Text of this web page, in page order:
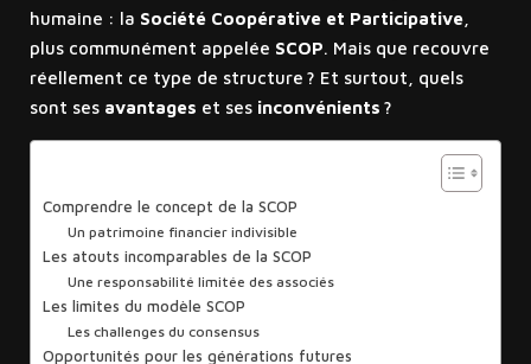
humaine : la Société Coopérative et Participative,
plus communément appelée SCOP. Mais que recouvre
réellement ce type de structure ? Et surtout, quels
sont ses avantages et ses inconvénients ?
Comprendre le concept de la SCOP
Un patrimoine financier indivisible
Les atouts incomparables de la SCOP
Une responsabilité limitée des associés
Les limites du modèle SCOP
Les challenges du consensus
Opportunités pour les générations futures